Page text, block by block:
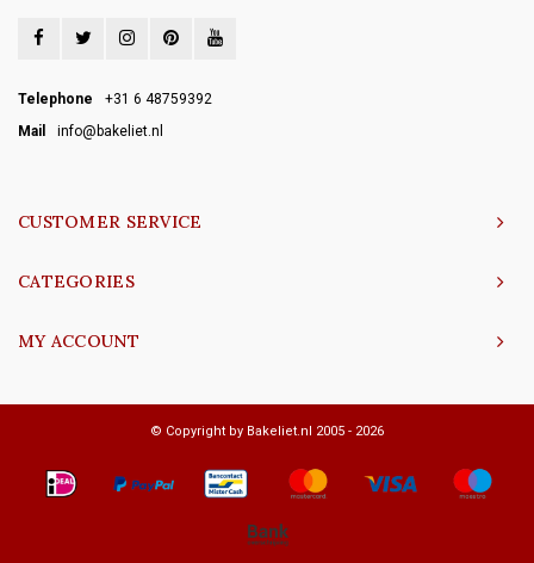
Telephone
+31 6 48759392
Mail
info@bakeliet.nl
CUSTOMER SERVICE
CATEGORIES
MY ACCOUNT
© Copyright by Bakeliet.nl 2005 - 2026